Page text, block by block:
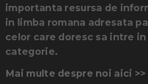
importanta resursa de
in limba romana adresata
celor care doresc sa intre
categorie.
Mai multe despre noi aici >>